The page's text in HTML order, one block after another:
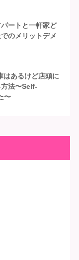
ートと一軒家ど
のメリットデメ
はあるけど店頭に
法〜Self-
〜